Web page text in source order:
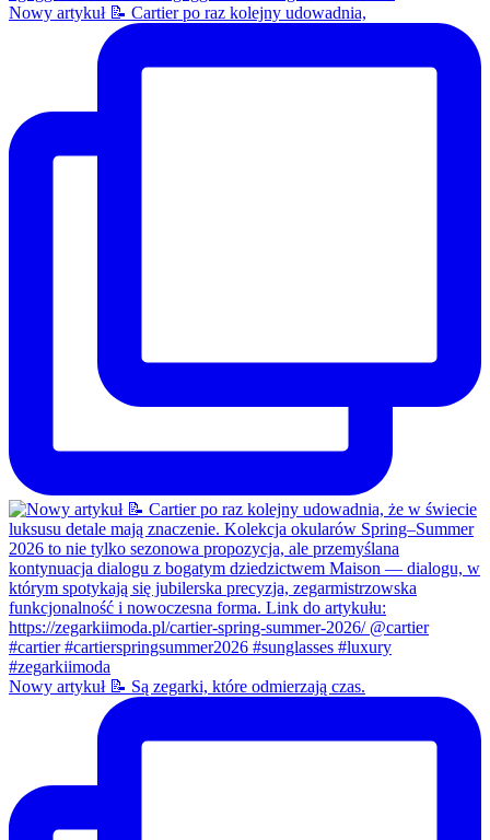
Nowy artykuł 📝 Cartier po raz kolejny udowadnia,
Nowy artykuł 📝 Są zegarki, które odmierzają czas.